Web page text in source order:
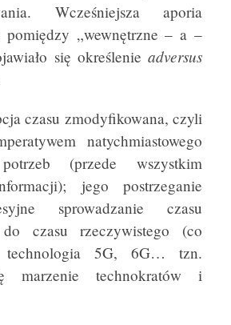
Wcześniejsza aporia
pomiędzy „wewnętrzne – a –
się określenieadversus
czasu zmodyfikowana, czyli
natychmiastowego
(przede wszystkim
jego postrzeganie
sprowadzanie czasu
do czasu rzeczywistego (co
technologia 5G, 6G… tzn.
marzenie technokratów i